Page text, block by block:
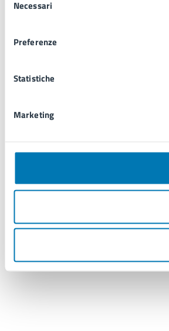
delNecessari
Preferenze
Statistiche
Marketing